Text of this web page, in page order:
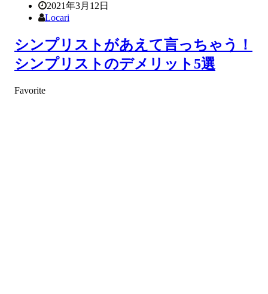
2021年3月12日
Locari
シンプリストがあえて言っちゃう！
シンプリストのデメリット5選
Favorite